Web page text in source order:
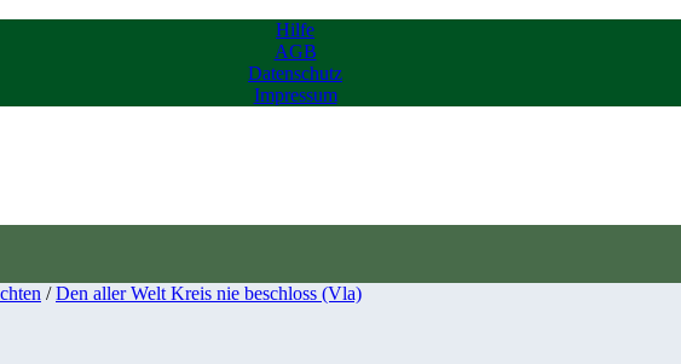
Hilfe
AGB
Datenschutz
Impressum
/Den aller Welt Kreis nie beschloss (Vla)